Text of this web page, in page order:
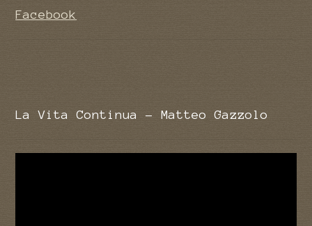
Facebook
La Vita Continua - Matteo Gazzolo